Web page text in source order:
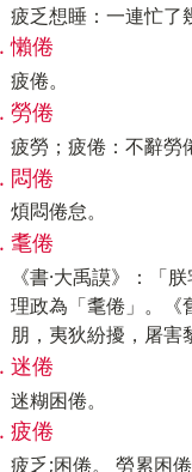
疲乏想睡：一連忙了
懶倦
疲倦。
勞倦
疲勞；疲倦：不辭勞
悶倦
煩悶倦怠。
耄倦
《書·大禹謨》：「
理政為「耄倦」。《
朋，夷狄紛擾，屠害
迷倦
迷糊困倦。
疲倦
疲乏;困倦。 勞累困